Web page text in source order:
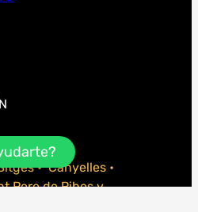
• Canyelles •
Pere de Ribes y